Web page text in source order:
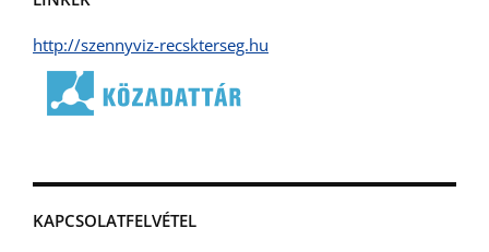
http://szennyviz-recskterseg.hu
KAPCSOLATFELVÉTEL